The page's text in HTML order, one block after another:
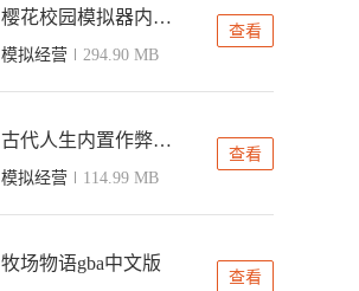
樱花校园模拟器内置ff菜单版
模拟经营 294.90 MB
查看
古代人生内置作弊菜单版
模拟经营 114.99 MB
查看
牧场物语gba中文版
查看